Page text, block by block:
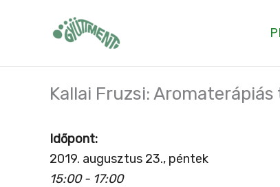
Kallai Fruzsi:
Időpont:
2019. augusztus 23., péntek
15:00 - 17:00